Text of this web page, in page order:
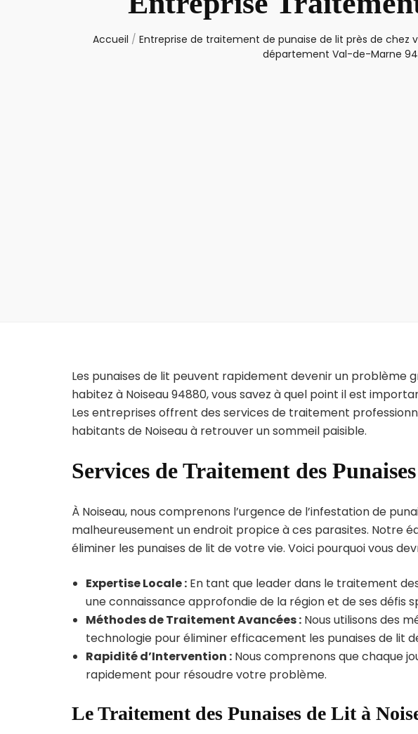
Accueil / Entreprise de traitement de punaise de lit près de chez
département Val-de-Marne 94
Les punaises de lit peuvent rapidement devenir un problème
habitez à Noiseau 94880, vous savez à quel point il est
Les entreprises offrent des services de traitement
habitants de Noiseau à retrouver un sommeil paisible.
Services de Traitement des
À Noiseau, nous comprenons l’urgence de l’infestation de
malheureusement un endroit propice à ces parasites. Notre
éliminer les punaises de lit de votre vie. Voici pourquoi vous
Expertise Locale : En tant que leader dans le traitement
une connaissance approfondie de la région et de ses défis
Méthodes de Traitement Avancées : Nous utilisons des
technologie pour éliminer efficacement les punaises de lit
Rapidité d’Intervention : Nous comprenons que chaque
rapidement pour résoudre votre problème.
Le Traitement des Punaises de Lit à